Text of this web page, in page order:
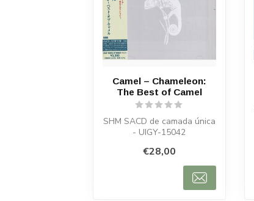
Camel – Chameleon:
The Best of Camel
SHM SACD de camada única
- UIGY-15042
€28,00